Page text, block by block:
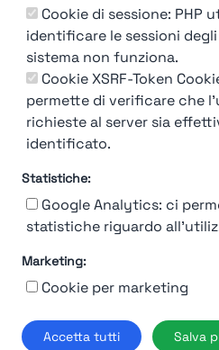
Cookie di sessione: PHP
identificare le sessioni
sistema non funziona.
Cookie XSRF-Token
permette di verificare che
richieste al server sia
identificato.
Statistiche:
Google Analytics: ci
statistiche riguardo
Marketing:
Cookie per marketing
Accetta tutti Salva
Misuriamo l'efficienza e
di selezione del
aziendali, feedback dei
Termini e
© 2019-2026 Stupendio. Tutti i diritti
02659750992 | Capitale